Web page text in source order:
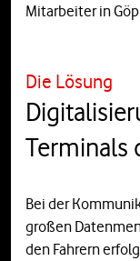
Mitarbeiter in
Die Lösung
Terminals
Bei der
großen
den Fahrern